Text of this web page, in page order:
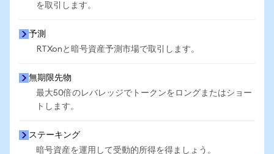
を取引します。
予測
RTXonと暗号資産予測市場で取引します。
無期限先物
最大50倍のレバレッジでトークンをロングまたはショー
トします。
ステーキング
暗号資産を運用して受動的所得を得ましょう。